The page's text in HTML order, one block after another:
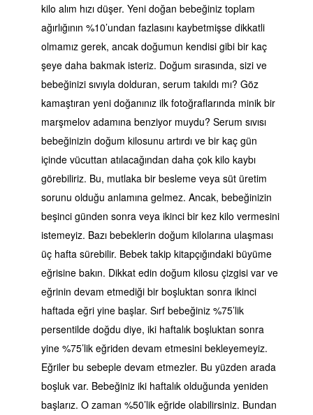
kilo alım hızı düşer. Yeni doğan bebeğiniz toplam
ağırlığının %10’undan fazlasını kaybetmişse dikkatli
olmamız gerek, ancak doğumun kendisi gibi bir kaç
şeye daha bakmak isteriz. Doğum sırasında, sizi ve
bebeğinizi sıvıyla dolduran, serum takıldı mı? Göz
kamaştıran yeni doğanınız ilk fotoğraflarında minik bir
marşmelov adamına benziyor muydu? Serum sıvısı
bebeğinizin doğum kilosunu artırdı ve bir kaç gün
içinde vücuttan atılacağından daha çok kilo kaybı
görebiliriz. Bu, mutlaka bir besleme veya süt üretim
sorunu olduğu anlamına gelmez. Ancak, bebeğinizin
beşinci günden sonra veya ikinci bir kez kilo vermesini
istemeyiz. Bazı bebeklerin doğum kilolarına ulaşması
üç hafta sürebilir. Bebek takip kitapçığındaki büyüme
eğrisine bakın. Dikkat edin doğum kilosu çizgisi var ve
eğrinin devam etmediği bir boşluktan sonra ikinci
haftada eğri yine başlar. Sırf bebeğiniz %75’lik
persentilde doğdu diye, iki haftalık boşluktan sonra
yine %75’lik eğriden devam etmesini bekleyemeyiz.
Eğriler bu sebeple devam etmezler. Bu yüzden arada
boşluk var. Bebeğiniz iki haftalık olduğunda yeniden
başlarız. O zaman %50’lik eğride olabilirsiniz. Bundan